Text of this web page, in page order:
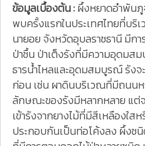
ข้อมูลเบื้องต้น :ผึ้งหยาดอำพัน
พบครั้งแรกในประเทศไทยที่บริ
นายอย จังหวัดอุบลราชธานี มีก
ป่าชื้น ป่าเต็งรังที่มีความอุดม
ธารน้ำไหลและอุดมสมบูรณ์ รัง
ก่อน เช่น ผาดินบริเวณที่มีถนนห
ลักษณะของรังมีหลากหลาย แต่
เข้ารังจากยางไม้ที่มีสีเหลืองใส
ประกอบกันเป็นท่อโค้งลง ผึ้งช